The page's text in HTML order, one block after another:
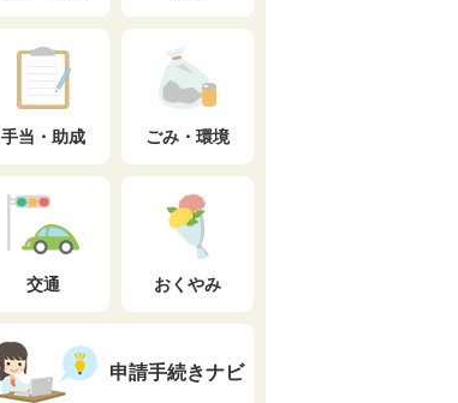
手当・助成 ごみ・環境
交通 おくやみ
申請手続きナビ